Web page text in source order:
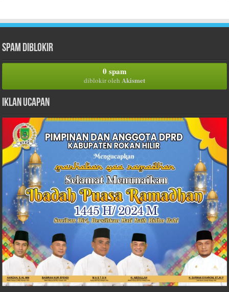
Spam Diblokir
0 spam
diblokir oleh Akismet
Iklan Ucapan